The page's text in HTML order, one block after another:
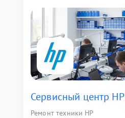
Сервисный центр HP
Ремонт техники HP